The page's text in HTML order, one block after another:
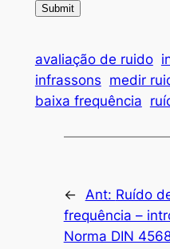
Submit
avaliação de ruido
infrassons medir
baixa frequência
← Ant: Ruído
frequência –
Norma DIN